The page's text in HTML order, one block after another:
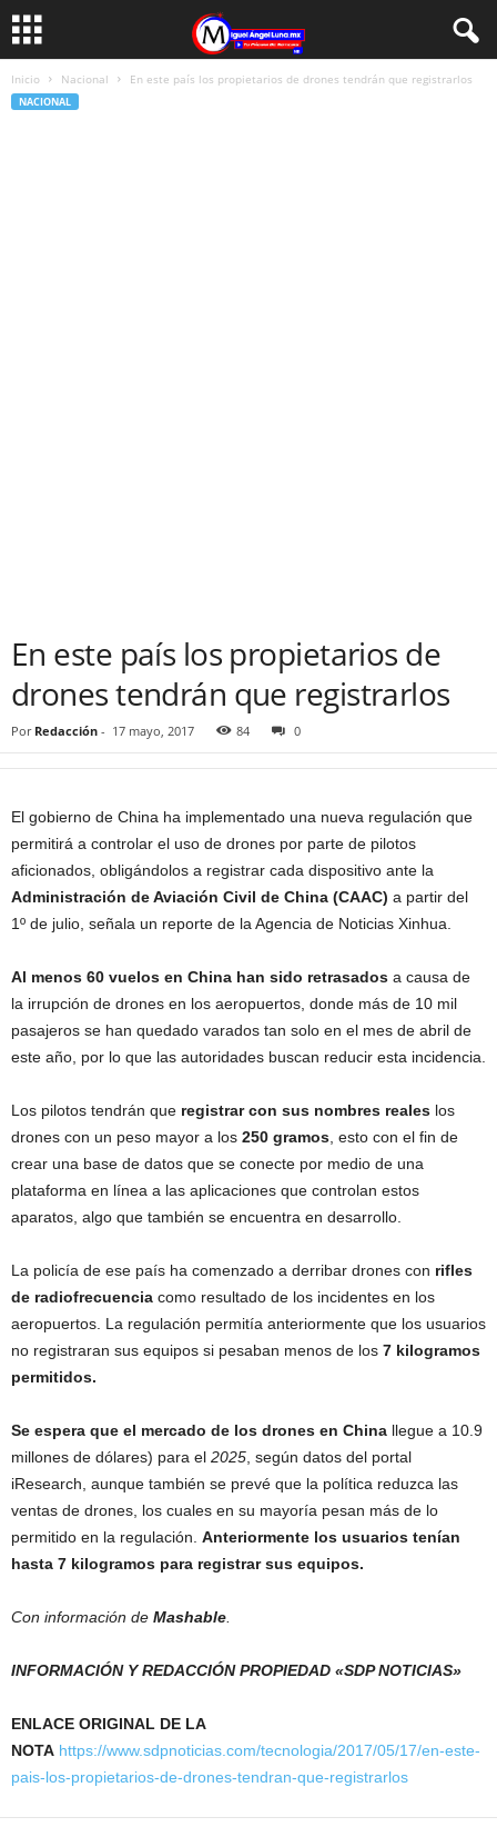
Inicio Nacional En este país los propietarios de drones tendrán que registrarlos
NACIONAL
En este país los propietarios de
drones tendrán que registrarlos
Por Redacción - 17 mayo, 2017 84 0
El gobierno de China ha implementado una nueva regulación que
permitirá a controlar el uso de drones por parte de pilotos
aficionados, obligándolos a registrar cada dispositivo ante la
Administración de Aviación Civil de China (CAAC) a partir del
1º de julio, señala un reporte de la Agencia de Noticias Xinhua.
Al menos 60 vuelos en China han sido retrasados a causa de
la irrupción de drones en los aeropuertos, donde más de 10 mil
pasajeros se han quedado varados tan solo en el mes de abril de
este año, por lo que las autoridades buscan reducir esta incidencia.
Los pilotos tendrán que registrar con sus nombres reales los
drones con un peso mayor a los 250 gramos , esto con el fin de
crear una base de datos que se conecte por medio de una
plataforma en línea a las aplicaciones que controlan estos
aparatos, algo que también se encuentra en desarrollo.
La policía de ese país ha comenzado a derribar drones con rifles
de radiofrecuencia como resultado de los incidentes en los
aeropuertos. La regulación permitía anteriormente que los usuarios
no registraran sus equipos si pesaban menos de los 7 kilogramos
permitidos.
Se espera que el mercado de los drones en China llegue a 10.9
millones de dólares) para el 2025 , según datos del portal
iResearch, aunque también se prevé que la política reduzca las
ventas de drones, los cuales en su mayoría pesan más de lo
permitido en la regulación. Anteriormente los usuarios tenían
hasta 7 kilogramos para registrar sus equipos.
Con información de Mashable
INFORMACIÓN Y REDACCIÓN PROPIEDAD «SDP NOTICIAS»
ENLACE ORIGINAL DE LA
NOTA https://www.sdpnoticias.com/tecnologia/2017/05/17/en-este-
pais-los-propietarios-de-drones-tendran-que-registrarlos